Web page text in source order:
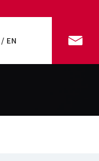
EN